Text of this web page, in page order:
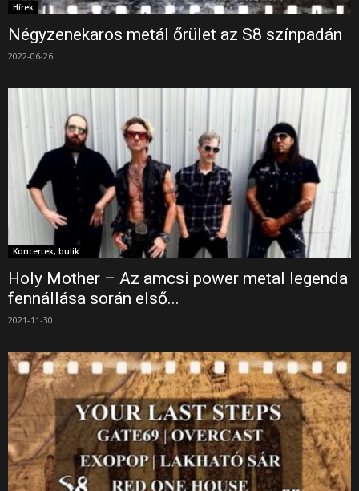
Hírek
Négyzenekaros metál őrület az S8 színpadán
2022-06-26
Koncertek, bulik
Holy Mother – Az amcsi power metal legenda
fennállása során első...
2021-11-30